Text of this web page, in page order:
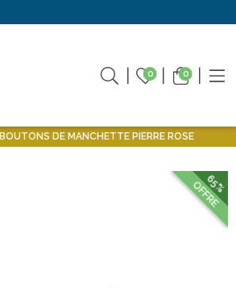
0 0
BOUTONS DE MANCHETTE PIERRE ROSE
65%
OFFRE